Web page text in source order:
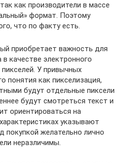
как производители в массе
формат. Поэтому
что по факту есть.
приобретает важность для
качестве электронного
У привычных
понятия как пикселизация,
будут отдельные пиксели
будут смотреться текст и
ориентироваться на
указывают
покупкой желательно лично
неразличимы.